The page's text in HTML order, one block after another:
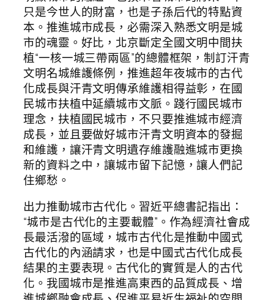
只是今世人的財富，也是子孫后代的特點資
本。推進城市成長，必需深入熟悉文明是城
市的魂靈。好比，北京斷定全國文明中間扶
植“一核一城三帶兩區”的總體框架，制訂汗青
文明名城維護條例，推進超年夜城市的古代
化成長與汗青文明傳承維護相得益彰，在國
民城市扶植中延續城市文脈。踐行國民城市
理念，扶植國民城市，不只要推進城市經濟
成長，並且要做好城市汗青文明資本的發掘
和維護，讓汗青文明遺存維護融進城市更換
新的資料之中，讓城市留下記憶，讓人們記
住鄉愁。
出力推動城市古代化。習近平總書記指出：
“城市是古代化的主要載體”。作為經濟社會成
長最活潑的區域，城市古代化是推動中國式
古代化的內涵請求，也是中國式古代化成長
結果的主要表現。古代化的實質是人的古代
化。我國城市是推進高東西的品質成長、增